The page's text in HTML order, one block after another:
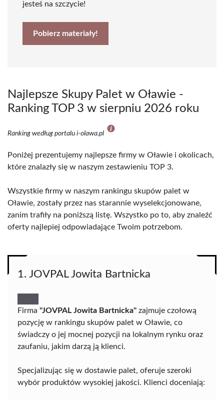
jesteś na szczycie!
Pobierz materiały!
Najlepsze Skupy Palet w Oławie -
Ranking TOP 3 w sierpniu 2026 roku
Ranking według portalu i-olawa.pl
Poniżej prezentujemy najlepsze firmy w Oławie i okolicach,
które znalazły się w naszym zestawieniu TOP 3.
Wszystkie firmy w naszym rankingu skupów palet w
Oławie, zostały przez nas starannie wyselekcjonowane,
zanim trafiły na poniższą listę. Wszystko po to, aby znaleźć
oferty najlepiej odpowiadające Twoim potrzebom.
1. JOVPAL Jowita Bartnicka
Firma "JOVPAL Jowita Bartnicka" zajmuje czołową
pozycję w rankingu skupów palet w Oławie, co
świadczy o jej mocnej pozycji na lokalnym rynku oraz
zaufaniu, jakim darzą ją klienci.
Specjalizując się w dostawie palet, oferuje szeroki
wybór produktów wysokiej jakości. Klienci doceniają: